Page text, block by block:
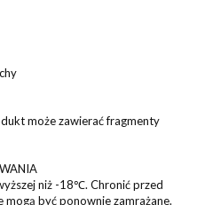
może zawierać fragmenty
niż -18℃. Chronić przed
być ponownie zamrażane.